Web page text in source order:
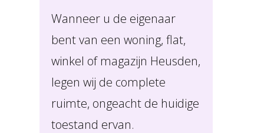
Wanneer u de eigenaar
bent van een woning, flat,
winkel of magazijn Heusden,
legen wij de complete
ruimte, ongeacht de huidige
toestand ervan.